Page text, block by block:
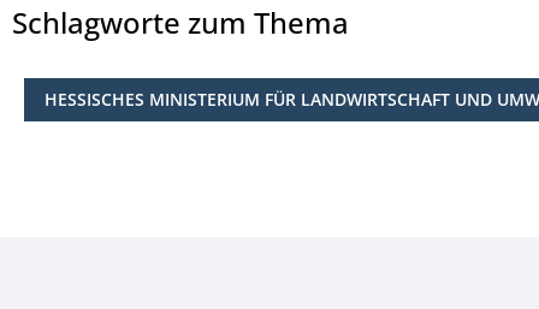
Schlagworte zum Thema
HESSISCHES MINISTERIUM FÜR LANDWIRTSCHAFT UND